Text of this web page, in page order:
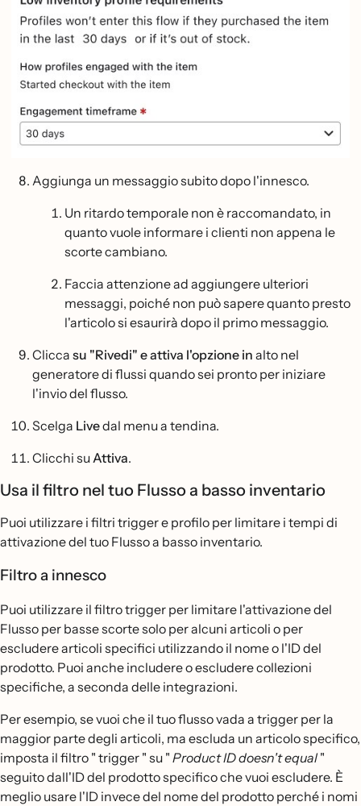
Aggiunga un messaggio subito dopo l'innesco.
Un ritardo temporale non è raccomandato, in
quanto vuole informare i clienti non appena le
scorte cambiano.
Faccia attenzione ad aggiungere ulteriori
messaggi, poiché non può sapere quanto presto
l'articolo si esaurirà dopo il primo messaggio.
Clicca su "Rivedi" e attiva l'opzione in alto nel
generatore di flussi quando sei pronto per iniziare
l'invio del flusso.
Scelga Livedal menu a tendina.
Clicchi suAttiva.
Usa il filtro nel tuo Flusso a basso inventario
Puoi utilizzare i filtri trigger e profilo per limitare i tempi di
attivazione del tuo Flusso a basso inventario.
Filtro a innesco
Puoi utilizzare il filtro trigger per limitare l'attivazione del
Flusso per basse scorte solo per alcuni articoli o per
escludere articoli specifici utilizzando il nome o l'ID del
prodotto. Puoi anche includere o escludere collezioni
specifiche, a seconda delle integrazioni.
Per esempio, se vuoi che il tuo flusso vada a trigger per la
maggior parte degli articoli, ma escluda un articolo specifico,
imposta il filtro " trigger " su " Product ID doesn't equal"
seguito dall'ID del prodotto specifico che vuoi escludere. È
meglio usare l'ID invece del nome del prodotto perché i nomi